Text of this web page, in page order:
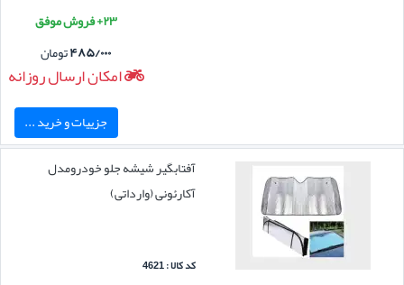
۲۳+ فروش موفق
۴۸۵/۰۰۰تومان
امکان ارسال روزانه
جزییات و خرید ...
آفتابگیر شیشه جلو خودرومدل
آکارئونی (وارداتی)
کد کالا : 4621